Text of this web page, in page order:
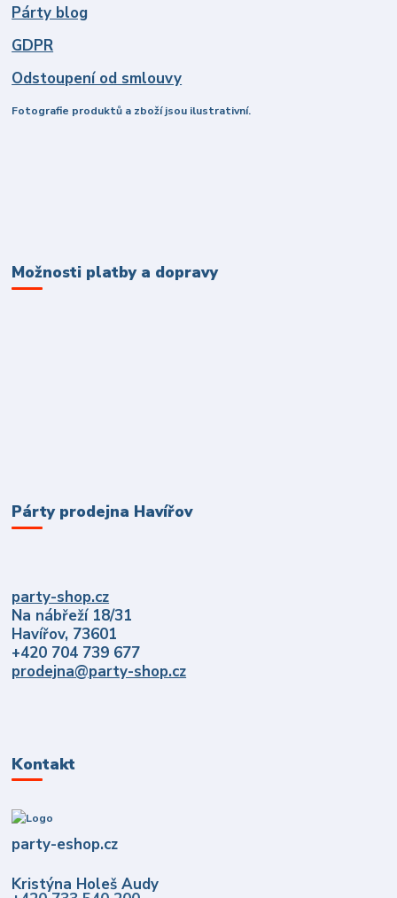
Párty blog
GDPR
Odstoupení od smlouvy
Fotografie produktů a zboží jsou ilustrativní.
Možnosti platby a dopravy
Párty prodejna Havířov
party-shop.cz
Na nábřeží 18/31
Havířov, 73601
+420 704 739 677
prodejna@party-shop.cz
Kontakt
party-eshop.cz
Kristýna Holeš Audy